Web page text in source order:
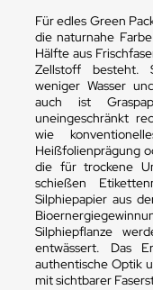
Für edles Green
die naturnahe
Hälfte aus
Zellstoff besteht.
weniger Wasser
auch ist
uneingeschränkt
wie
Heißfolienprägung
die für trockene
schießen
Silphiepapier aus
Silphiepflanze
entwässert. Das
authentische Optik
mit sichtbarer